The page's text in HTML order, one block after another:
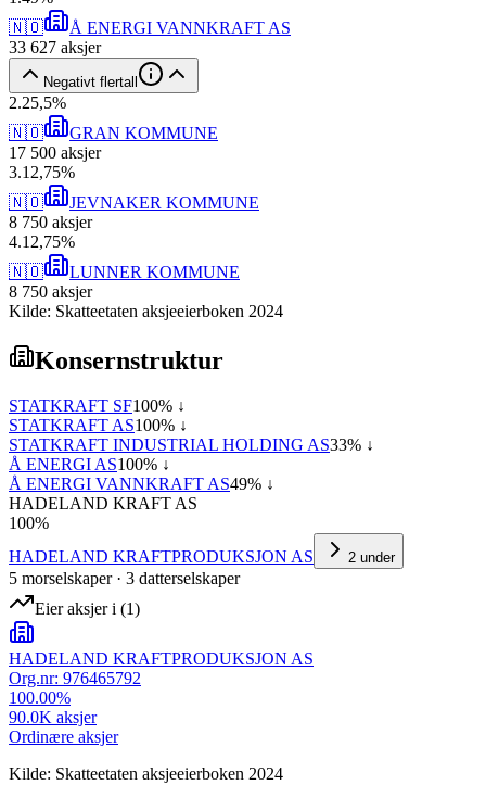
🇳🇴
Å ENERGI VANNKRAFT AS
33 627 aksjer
Negativt flertall
2.25,5%
🇳🇴
GRAN KOMMUNE
17 500 aksjer
3.12,75%
🇳🇴
JEVNAKER KOMMUNE
8 750 aksjer
4.12,75%
🇳🇴
LUNNER KOMMUNE
8 750 aksjer
Kilde: Skatteetaten aksjeeierboken 2024
Konsernstruktur
STATKRAFT SF100% ↓
STATKRAFT AS100% ↓
STATKRAFT INDUSTRIAL HOLDING AS33% ↓
Å ENERGI AS100% ↓
Å ENERGI VANNKRAFT AS49% ↓
HADELAND KRAFT AS
100%
HADELAND KRAFTPRODUKSJON AS
2 under
5 morselskaper· 3 datterselskaper
Eier aksjer i (1)
HADELAND KRAFTPRODUKSJON AS
Org.nr: 976465792
100.00%
90.0K aksjer
Ordinære aksjer
Kilde: Skatteetaten aksjeeierboken 2024